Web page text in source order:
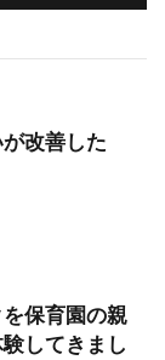
改善した
を保育園の親
してきまし